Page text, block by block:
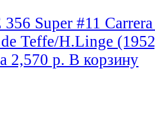
Super #11
Teffe/H.Linge
2,570 р. В корзину